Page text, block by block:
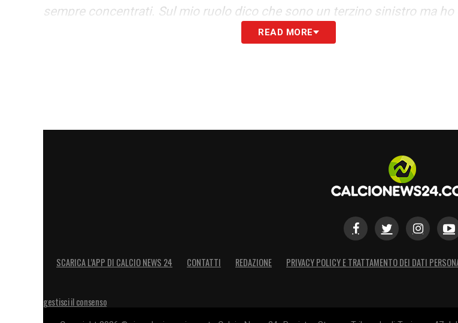
sempre concentrati. Sul mio ruolo dico che sono un terzino sinistro ma
anche a destra in caso di emergenza. Sono a disposizione della squadra e
READ MORE
SCARICA L’APP DI CALCIO NEWS 24 CONTATTI REDAZIONE PRIVACY POLICY E TRATTAMENTO DEI DATI
gestisci il consenso